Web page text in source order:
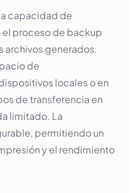
capacidad de
proceso de backup
archivos generados.
de
locales o en
de transferencia en
limitado. La
permitiendo un
y el rendimiento